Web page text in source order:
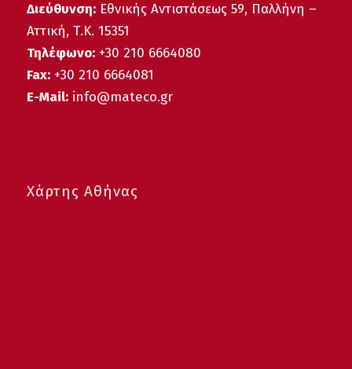
Διεύθυνση:Εθνικής Αντιστάσεως 59, Παλλήνη –
Αττική, Τ.Κ. 15351
Τηλέφωνο: +30 210 6664080
Fax:+30 210 6664081
E-Mail: info@mateco.gr
Χάρτης Αθήνας